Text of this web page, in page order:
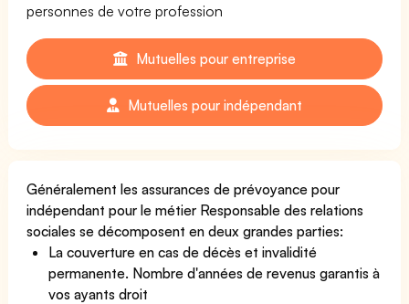
personnes de votre profession
Mutuelles pour entreprise
Mutuelles pour indépendant
Généralement les assurances de prévoyance pour
indépendant pour le métier Responsable des relations
sociales se décomposent en deux grandes parties:
La couverture en cas de décès et invalidité
permanente. Nombre d'années de revenus garantis à
vos ayants droit